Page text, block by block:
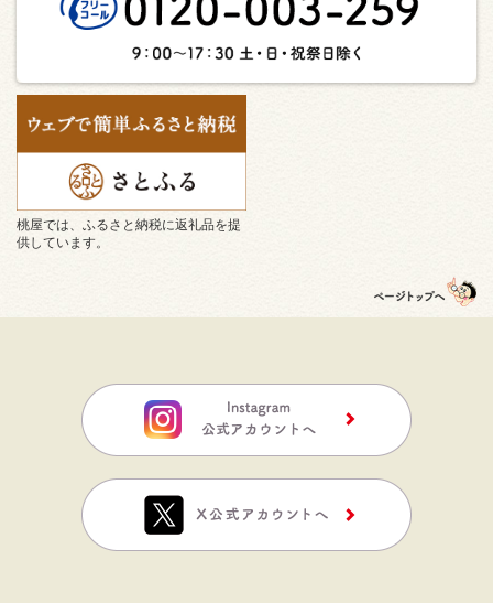
桃屋では、ふるさと納税に返礼品を提
供しています。